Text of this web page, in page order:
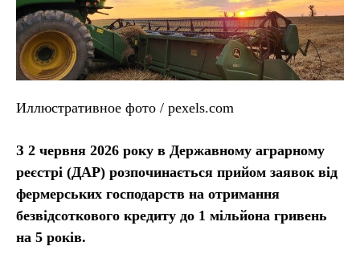
Иллюстративное фото / pexels.com
З 2 червня 2026 року в Державному аграрному
реєстрі (ДАР) розпочинається прийом заявок від
фермерських господарств на отримання
безвідсоткового кредиту до 1 мільйона гривень
на 5 років.